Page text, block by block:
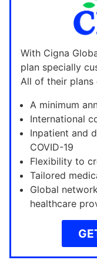
With Cigna
plan specially
All of their plans
A minimum
International
Inpatient and
COVID-19
Flexibility to
Tailored
Global
healthcare